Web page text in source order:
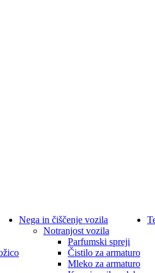
Nega in čiščenje vozila
Notranjost vozila
Parfumski spreji
Čistilo za armaturo
Mleko za armaturo